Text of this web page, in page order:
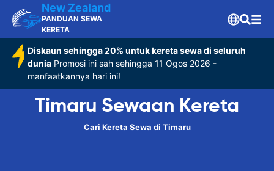
New Zealand
PANDUAN SEWA
KERETA
Diskaun sehingga 20% untuk kereta sewa di seluruh
dunia Promosi ini sah sehingga 11 Ogos 2026 -
manfaatkannya hari ini!
Timaru Sewaan Kereta
Cari Kereta Sewa di Timaru